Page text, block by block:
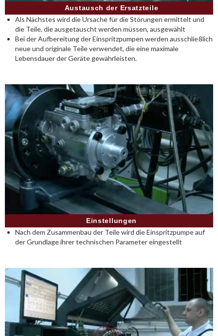
Austausch der Ersatzteile
Als Nächstes wird die Ursache für die Störungen ermittelt und
die Teile, die ausgetauscht werden müssen, ausgewählt
Bei der Aufbereitung der Einspritzpumpen werden ausschließlich
neue und originale Teile verwendet, die eine maximale
Lebensdauer der Geräte gewährleisten.
Einstellungen
Nach dem Zusammenbau der Teile wird die Einspritzpumpe auf
der Grundlage ihrer technischen Parameter eingestellt